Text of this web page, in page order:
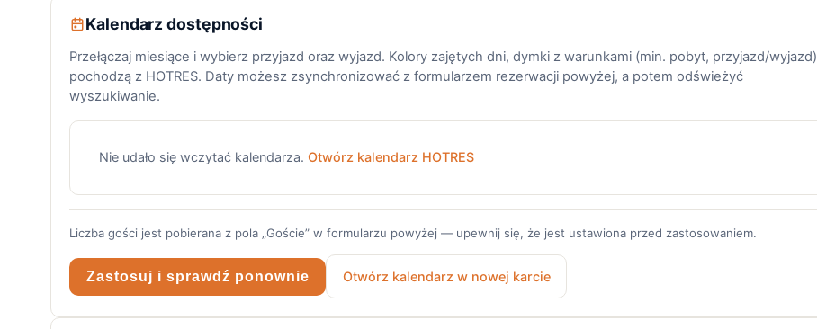
Kalendarz dostępności
Przełączaj miesiące i wybierz przyjazd oraz wyjazd. Kolory zajętych dni, dymki z warunkami (min. pobyt, przyjazd/wyjazd)
pochodzą z HOTRES. Daty możesz zsynchronizować z formularzem rezerwacji powyżej, a potem odświeżyć
wyszukiwanie.
Nie udało się wczytać kalendarza. Otwórz kalendarz HOTRES
Liczba gości jest pobierana z pola „Goście” w formularzu powyżej — upewnij się, że jest ustawiona przed zastosowaniem.
Zastosuj i sprawdź ponownie Otwórz kalendarz w nowej karcie